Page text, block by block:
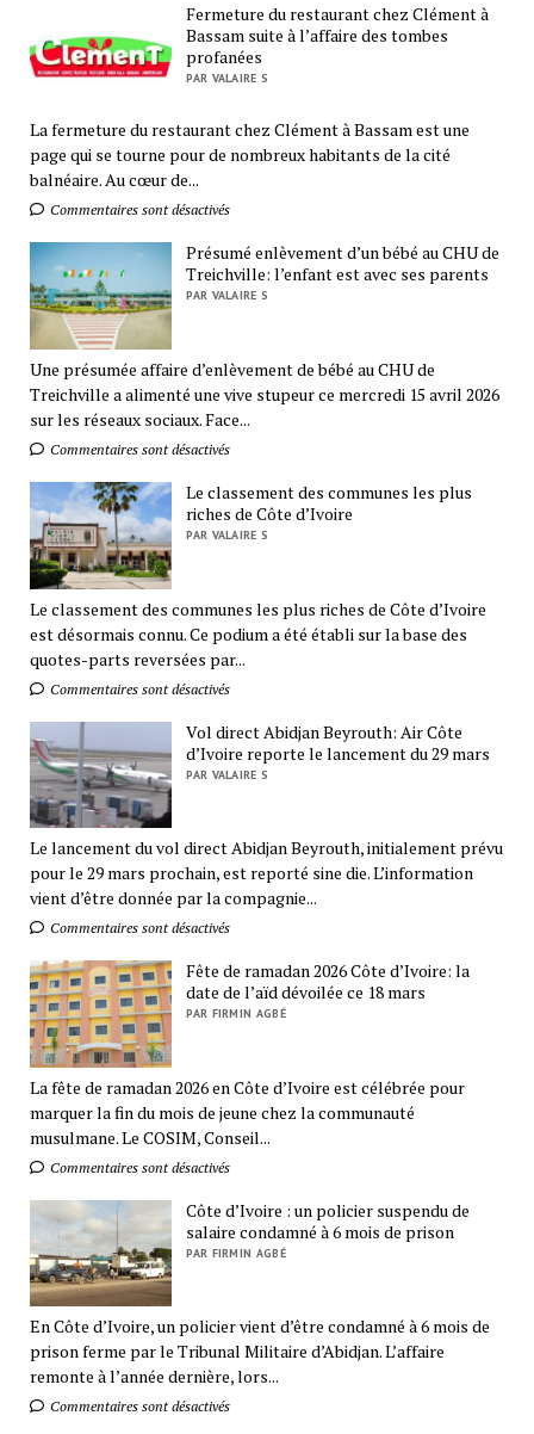
Fermeture du restaurant chez Clément à
Bassam suite à l’affaire des tombes
profanées
PAR VALAIRE S
La fermeture du restaurant chez Clément à Bassam est une
page qui se tourne pour de nombreux habitants de la cité
balnéaire. Au cœur de...
Commentaires sont désactivés
Présumé enlèvement d’un bébé au CHU de
Treichville: l’enfant est avec ses parents
PAR VALAIRE S
Une présumée affaire d’enlèvement de bébé au CHU de
Treichville a alimenté une vive stupeur ce mercredi 15 avril 2026
sur les réseaux sociaux. Face...
Commentaires sont désactivés
Le classement des communes les plus
riches de Côte d’Ivoire
PAR VALAIRE S
Le classement des communes les plus riches de Côte d’Ivoire
est désormais connu. Ce podium a été établi sur la base des
quotes-parts reversées par...
Commentaires sont désactivés
Vol direct Abidjan Beyrouth: Air Côte
d’Ivoire reporte le lancement du 29 mars
PAR VALAIRE S
Le lancement du vol direct Abidjan Beyrouth, initialement prévu
pour le 29 mars prochain, est reporté sine die. L’information
vient d’être donnée par la compagnie...
Commentaires sont désactivés
Fête de ramadan 2026 Côte d’Ivoire: la
date de l’aïd dévoilée ce 18 mars
PAR FIRMIN AGBÉ
La fête de ramadan 2026 en Côte d’Ivoire est célébrée pour
marquer la fin du mois de jeune chez la communauté
musulmane. Le COSIM, Conseil...
Commentaires sont désactivés
Côte d’Ivoire : un policier suspendu de
salaire condamné à 6 mois de prison
PAR FIRMIN AGBÉ
En Côte d’Ivoire, un policier vient d’être condamné à 6 mois de
prison ferme par le Tribunal Militaire d’Abidjan. L’affaire
remonte à l’année dernière, lors...
Commentaires sont désactivés